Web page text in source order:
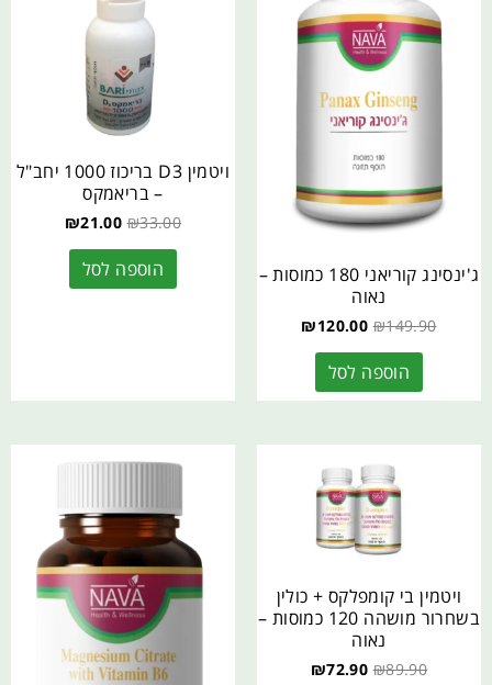
ג'ינסינג קוריאני 180 כמוסות –
נאוה
₪149.90
₪120.00
הוספה לסל
ויטמין D3 בריכוז 1000 יחב"ל
– בריאמקס
₪33.00
₪21.00
הוספה לסל
ויטמין בי קומפלקס + כולין
בשחרור מושהה 120 כמוסות –
נאוה
₪89.90
₪72.90